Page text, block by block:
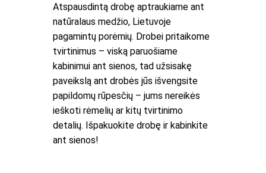
Atspausdintą drobę aptraukiame ant
natūralaus medžio, Lietuvoje
pagamintų porėmių. Drobei pritaikome
tvirtinimus – viską paruošiame
kabinimui ant sienos, tad užsisakę
paveikslą ant drobės jūs išvengsite
papildomų rūpesčių – jums nereikės
ieškoti rėmelių ar kitų tvirtinimo
detalių. Išpakuokite drobę ir kabinkite
ant sienos!